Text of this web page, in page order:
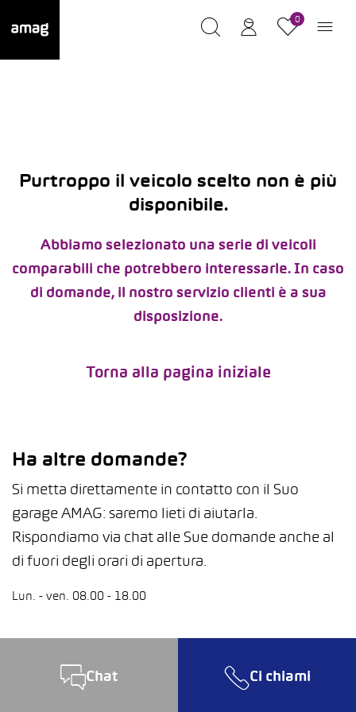
0
Purtroppo il veicolo scelto non è più
disponibile.
Abbiamo selezionato una serie di veicoli
comparabili che potrebbero interessarle. In caso
di domande, il nostro servizio clienti è a sua
disposizione.
Torna alla pagina iniziale
Ha altre domande?
Si metta direttamente in contatto con il Suo
garage AMAG: saremo lieti di aiutarla.
Rispondiamo via chat alle Sue domande anche al
di fuori degli orari di apertura.
Lun. - ven. 08.00 - 18.00
Chat Ci chiami